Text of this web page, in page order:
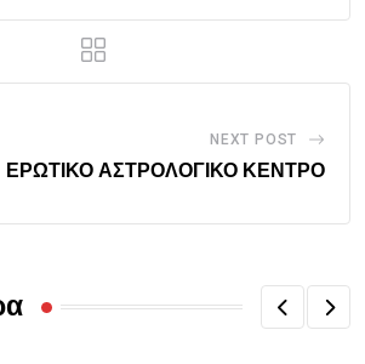
NEXT POST
ΕΡΩΤΙΚΟ ΑΣΤΡΟΛΟΓΙΚΟ ΚΕΝΤΡΟ